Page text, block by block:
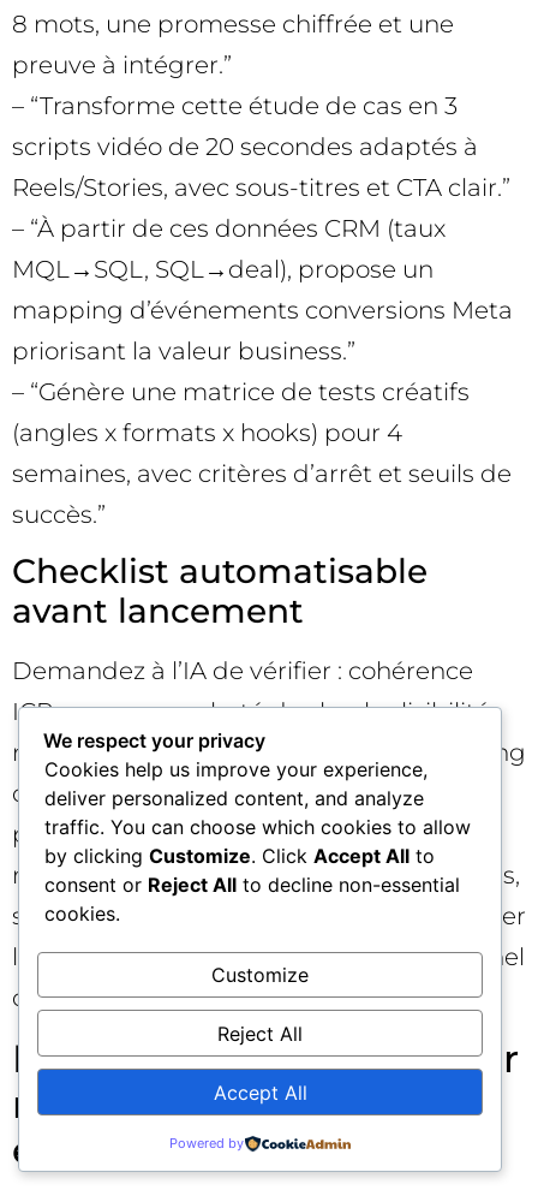
8 mots, une promesse chiffrée et une
preuve à intégrer.”
– “Transforme cette étude de cas en 3
scripts vidéo de 20 secondes adaptés à
Reels/Stories, avec sous-titres et CTA clair.”
– “À partir de ces données CRM (taux
MQL→SQL, SQL→deal), propose un
mapping d’événements conversions Meta
priorisant la valeur business.”
– “Génère une matrice de tests créatifs
(angles x formats x hooks) pour 4
semaines, avec critères d’arrêt et seuils de
succès.”
Checklist automatisable
avant lancement
Demandez à l’IA de vérifier : cohérence
ICP→message, clarté des hooks, lisibilité
mobile, disponibilité des preuves, mapping
des événements, conformité RGPD,
paramétrage CAPI, UTMs, conventions de
nommage, plan de suivi SQL/opportunités,
séquence de nurturing. L’objectif : sécuriser
l’exécution et éviter les fuites dans le tunnel
de conversion dès la semaine 1.
FAQ express pour décider
rapidement si Meta Ads
est fait pour vous 💡
We respect your privacy
Cookies help us improve your experience,
deliver personalized content, and analyze
traffic. You can choose which cookies to allow
by clicking Customize. Click Accept All to
consent or Reject All to decline non-essential
cookies.
Customize
Reject All
Accept All
Powered by